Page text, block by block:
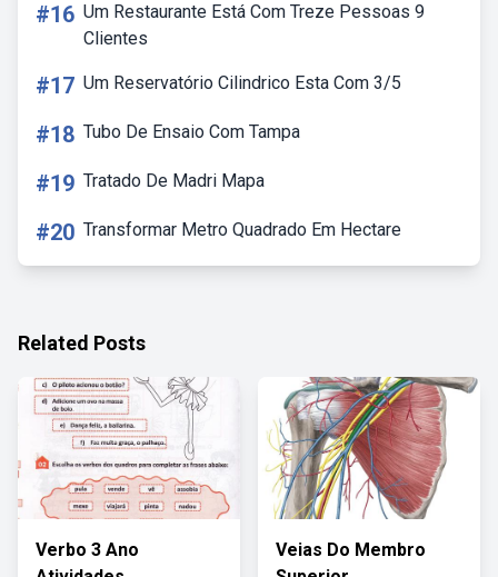
#16 Um Restaurante Está Com Treze Pessoas 9
Clientes
#17 Um Reservatório Cilindrico Esta Com 3/5
#18 Tubo De Ensaio Com Tampa
#19 Tratado De Madri Mapa
#20 Transformar Metro Quadrado Em Hectare
Related Posts
Verbo 3 Ano
Veias Do Membro